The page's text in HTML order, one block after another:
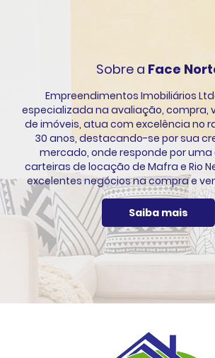
Sobre a Face
Empreendimentos Imobiliários
especializada na avaliação, compra,
de imóveis, atua com excelência no
30 anos, destacando-se por sua
mercado, onde responde por
carteiras de locação de Mafra e Rio
excelentes negócios na compra e
Saiba mais